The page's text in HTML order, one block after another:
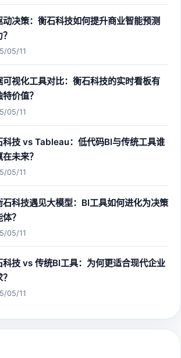
动决策：衡石科技如何提升商业智能预测
05/11
可视化工具对比：衡石科技的实时看板有
价值？
05/11
科技 vs Tableau：低代码BI与传统工具谁
未来？
05/11
石科技遇见大模型：BI工具如何进化为决策
？
05/11
科技 vs 传统BI工具：为何更适合现代企业
05/11